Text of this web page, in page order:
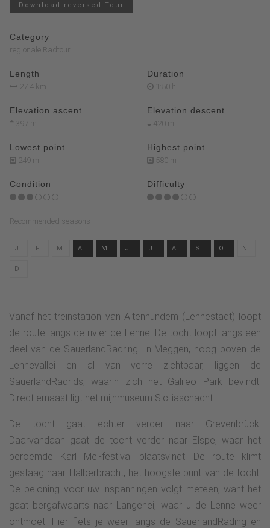
Download reversed Tour
Category
regionale Radtour
Length
27.4 km
Duration
1:50 h
Elevation ascent
397 m
Elevation descent
420 m
Lowest point
249 m
Highest point
580 m
Condition Difficulty
Recommended seasons
J F M A M J J A S O N
D
Vanaf het treinstation van Altenhundem (Lennestadt) loopt
de route langs de rivier de Lenne. De tocht loopt langs een
deel van de SauerlandRadring. In Meggen, hoog boven de
Lennevallei en al van verre zichtbaar, liggen de
SauerlandRadrids, waarin zich het Galileo Park bevindt.
Direct ernaast ligt het mijnmuseum Siciliaschacht.
De tocht gaat echter verder naar Grevenbrück.
Daarvandaan gaat de tocht verder naar Elspe, waar het
beroemde Karl Mei-festival plaatsvindt. De route klimt
gestaag naar Halberbracht, het hoogste punt van de tocht.
De beloning voor uw inspanningen volgt meteen, want het
gaat bergafwaarts naar Langenei, waar u de Lenne weer
ontmoet. Hier fiets je weer langs de SauerlandRading en